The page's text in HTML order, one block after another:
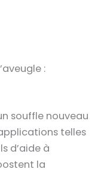
:
souffle nouveau
telles
d’aide à
la